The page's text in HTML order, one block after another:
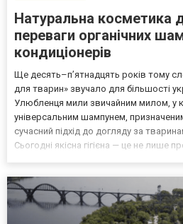
Натуральна косметика
переваги органічних
кондиціонерів
Ще десять–п’ятнадцять років тому
для тварин» звучало для більшості
Улюбленця мили звичайним милом, у
універсальним шампунем,
сучасний підхід до догляду за
Сьогодні якісна гігієна — це не лише